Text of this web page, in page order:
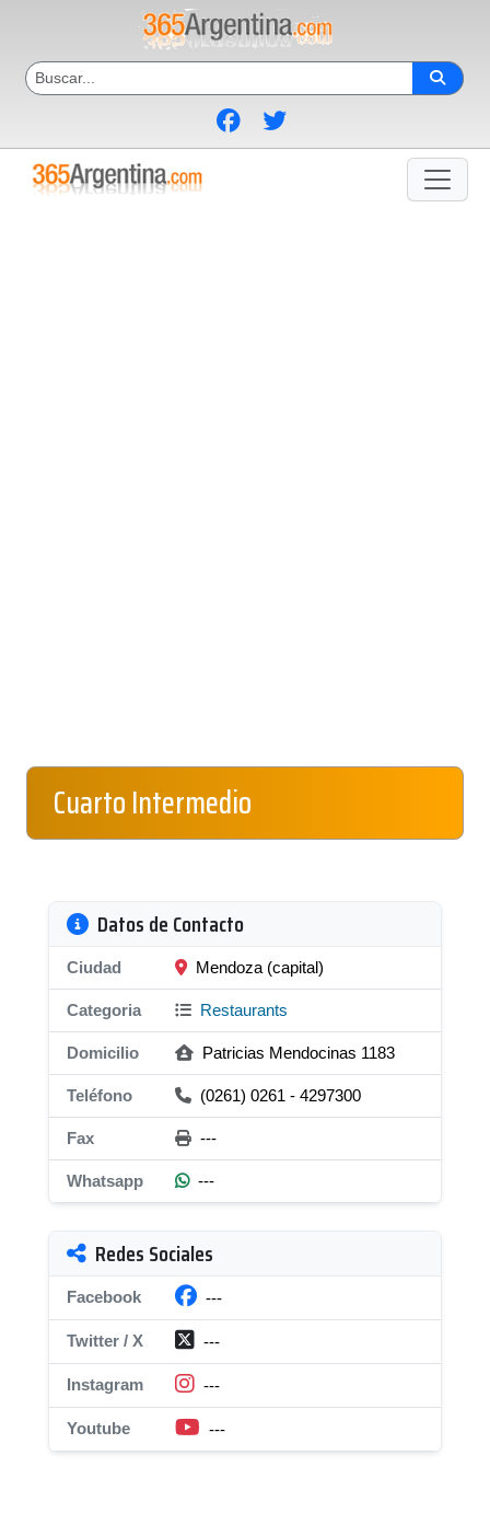
Cuarto Intermedio
Datos de Contacto
Ciudad Mendoza (capital)
Categoria Restaurants
Domicilio Patricias Mendocinas 1183
Teléfono (0261) 0261 - 4297300
Fax ---
Whatsapp ---
Redes Sociales
Facebook ---
Twitter / X ---
Instagram ---
Youtube ---